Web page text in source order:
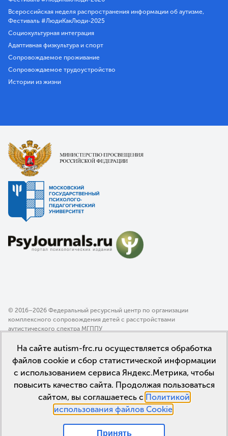
Всероссийская неделя распространения информации об аутизме,
Фестиваль #ЛюдиКакЛюди-2025
Социокультурная интеграция
Адаптивная физкультура и спорт
Сопровождаемое проживание
Сопровождаемое трудоустройство
Истории из жизни
© 2016–2026 Федеральный ресурсный центр по организации
комплексного сопровождения детей с расстройствами
аутистического спектра МГППУ
Политика конфиденциальности
Пользовательское соглашение
На сайте autism-frc.ru осуществляется обработка
файлов cookie и сбор статистической информации
с использованием сервиса Яндекс.Метрика, чтобы
повысить качество сайта. Продолжая пользоваться
сайтом, вы соглашаетесь с Политикой
использования файлов Cookie.
Принять